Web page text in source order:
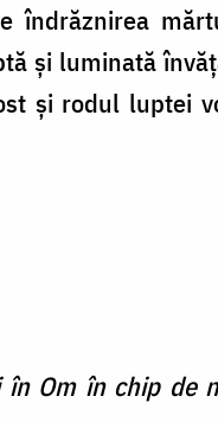
îndrăznirea
şi luminată
şi rodul luptei
în Om în chip de